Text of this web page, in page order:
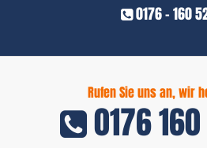
0176 - 160
Rufen Sie uns an, wir
0176